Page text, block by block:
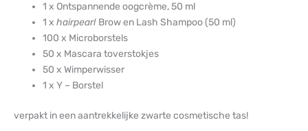
1 x Ontspannende oogcrème, 50 ml
1 x hairpearl Brow en Lash Shampoo (50 ml)
100 x Microborstels
50 x Mascara toverstokjes
50 x Wimperwisser
1 x Y – Borstel
verpakt in een aantrekkelijke zwarte cosmetische tas!